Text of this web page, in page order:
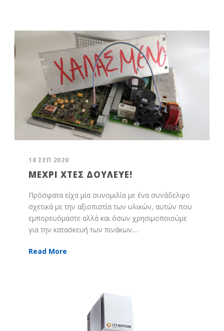
18 ΣΕΠ 2020
ΜΈΧΡΙ ΧΤΕΣ ΔΟΎΛΕΥΕ!
Πρόσφατα είχα μία συνομιλία με ένα συνάδελφο
σχετικά με την αξιοπιστία των υλικών, αυτών που
εμπορευόμαστε αλλά και όσων χρησιμοποιούμε
για την κατασκευή των πινάκων....
Read More